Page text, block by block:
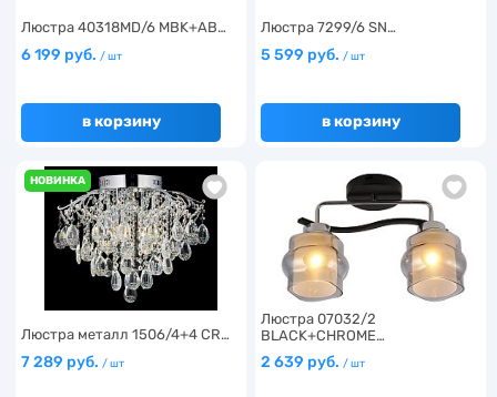
Люстра 40318MD/6 MBK+AB…
6 199 руб. / шт
в корзину
Люстра 7299/6 SN…
5 599 руб. / шт
в корзину
НОВИНКА
Люстра металл 1506/4+4 CR…
7 289 руб. / шт
Люстра 07032/2
BLACK+CHROME…
2 639 руб. / шт